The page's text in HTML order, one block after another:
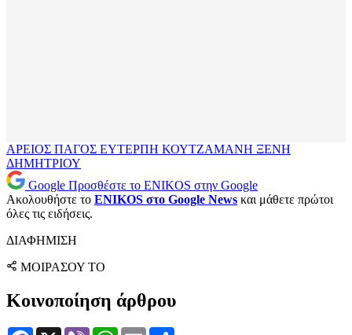
ΑΡΕΙΟΣ ΠΑΓΟΣ ΕΥΤΕΡΠΗ ΚΟΥΤΖΑΜΑΝΗ ΞΕΝΗ
ΔΗΜΗΤΡΙΟΥ
Google Προσθέστε το ENIKOS στην Google
Ακολουθήστε το ENIKOS στο Google News και μάθετε πρώτοι
όλες τις ειδήσεις.
ΔΙΑΦΗΜΙΣΗ
ΜΟΙΡΑΣΟΥ ΤΟ
Κοινοποίηση άρθρου